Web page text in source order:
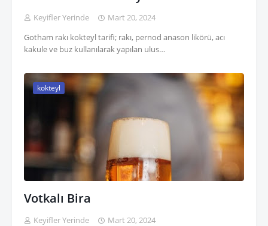
Keyifler Yerinde
Mart 20, 2024
Gotham rakı kokteyl tarifi; rakı, pernod anason likörü, acı
kakule ve buz kullanılarak yapılan ulus…
kokteyl
Votkalı Bira
Keyifler Yerinde
Mart 20, 2024